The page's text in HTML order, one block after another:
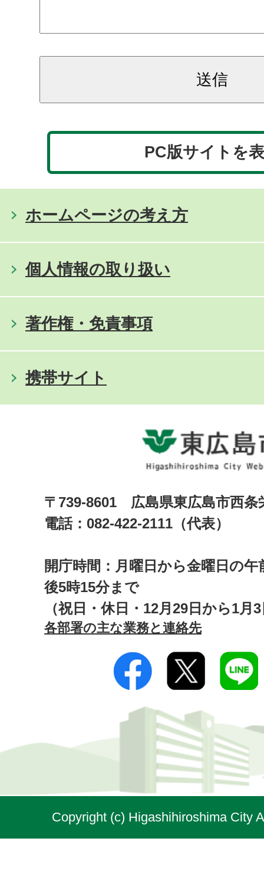
PC版サイトを
ホームページの考え方
個人情報の取り扱い
著作権・免責事項
携帯サイト
〒739-8601 広島県東広島市西
電話：082-422-2111（代表）
開庁時間：月曜日から金曜日の午
後5時15分まで
（祝日・休日・12月29日から1月
各部署の主な業務と連絡先
Copyright (c) Higashihiroshima City